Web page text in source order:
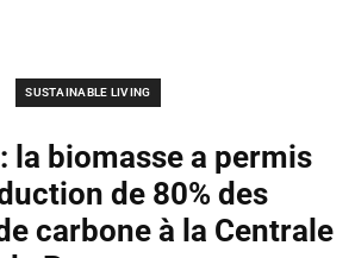
SUSTAINABLE LIVING
la biomasse a permis
de 80% des
carbone à la Centrale